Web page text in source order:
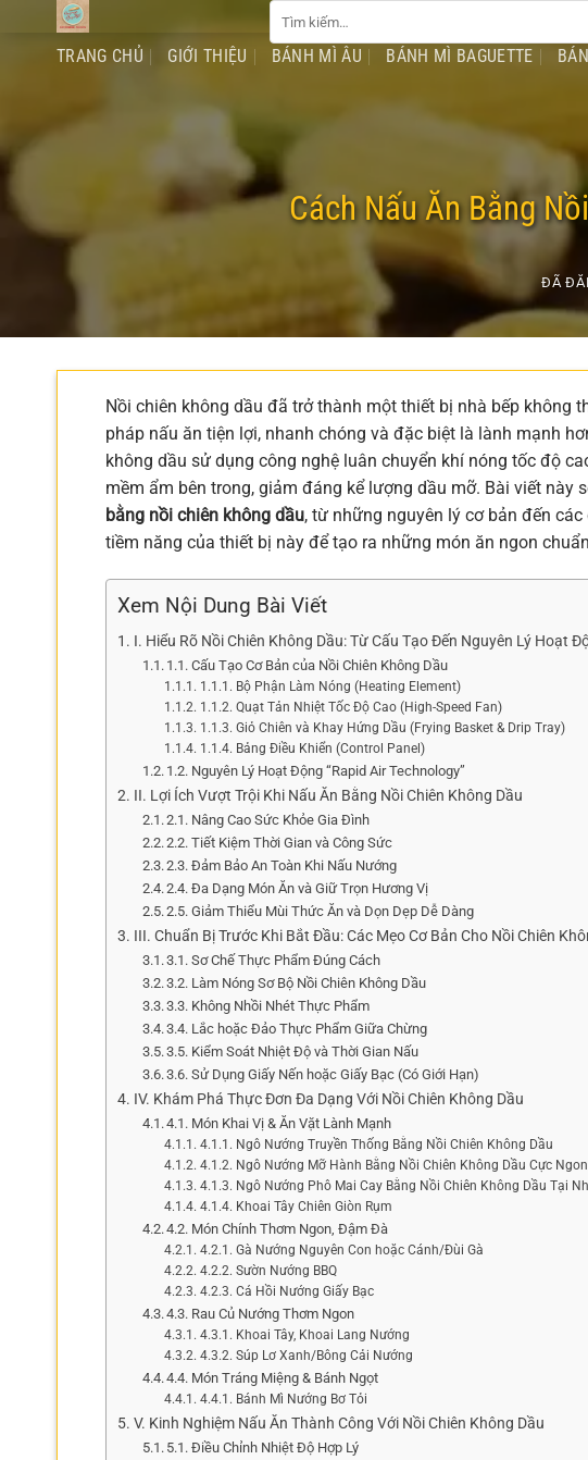
kiếm:
TRANG CHỦ GIỚI THIỆU BÁNH MÌ ÂU BÁNH MÌ BAGUETTE
Cách Nấu Ăn Bằng
ĐÃ
Nồi chiên không dầu đã trở thành một thiết bị nhà bếp không
pháp nấu ăn tiện lợi, nhanh chóng và đặc biệt là lành mạnh
không dầu sử dụng công nghệ luân chuyển khí nóng tốc độ
mềm ẩm bên trong, giảm đáng kể lượng dầu mỡ. Bài viết này
bằng nồi chiên không dầu, từ những nguyên lý cơ bản đến
tiềm năng của thiết bị này để tạo ra những món ăn ngon
Xem Nội Dung Bài Viết
I. Hiểu Rõ Nồi Chiên Không Dầu: Từ Cấu Tạo Đến Nguyên Lý Hoạt
1.1. Cấu Tạo Cơ Bản của Nồi Chiên Không Dầu
1.1.1. Bộ Phận Làm Nóng (Heating Element)
1.1.2. Quạt Tản Nhiệt Tốc Độ Cao (High-Speed Fan)
1.1.3. Giỏ Chiên và Khay Hứng Dầu (Frying Basket & Drip Tray)
1.1.4. Bảng Điều Khiển (Control Panel)
1.2. Nguyên Lý Hoạt Động “Rapid Air Technology”
II. Lợi Ích Vượt Trội Khi Nấu Ăn Bằng Nồi Chiên Không Dầu
2.1. Nâng Cao Sức Khỏe Gia Đình
2.2. Tiết Kiệm Thời Gian và Công Sức
2.3. Đảm Bảo An Toàn Khi Nấu Nướng
2.4. Đa Dạng Món Ăn và Giữ Trọn Hương Vị
2.5. Giảm Thiểu Mùi Thức Ăn và Dọn Dẹp Dễ Dàng
III. Chuẩn Bị Trước Khi Bắt Đầu: Các Mẹo Cơ Bản Cho Nồi Chiên
3.1. Sơ Chế Thực Phẩm Đúng Cách
3.2. Làm Nóng Sơ Bộ Nồi Chiên Không Dầu
3.3. Không Nhồi Nhét Thực Phẩm
3.4. Lắc hoặc Đảo Thực Phẩm Giữa Chừng
3.5. Kiểm Soát Nhiệt Độ và Thời Gian Nấu
3.6. Sử Dụng Giấy Nến hoặc Giấy Bạc (Có Giới Hạn)
IV. Khám Phá Thực Đơn Đa Dạng Với Nồi Chiên Không Dầu
4.1. Món Khai Vị & Ăn Vặt Lành Mạnh
4.1.1. Ngô Nướng Truyền Thống Bằng Nồi Chiên Không Dầu
4.1.2. Ngô Nướng Mỡ Hành Bằng Nồi Chiên Không Dầu Cực Ngon
4.1.3. Ngô Nướng Phô Mai Cay Bằng Nồi Chiên Không Dầu Tại
4.1.4. Khoai Tây Chiên Giòn Rụm
4.2. Món Chính Thơm Ngon, Đậm Đà
4.2.1. Gà Nướng Nguyên Con hoặc Cánh/Đùi Gà
4.2.2. Sườn Nướng BBQ
4.2.3. Cá Hồi Nướng Giấy Bạc
4.3. Rau Củ Nướng Thơm Ngon
4.3.1. Khoai Tây, Khoai Lang Nướng
4.3.2. Súp Lơ Xanh/Bông Cải Nướng
4.4. Món Tráng Miệng & Bánh Ngọt
4.4.1. Bánh Mì Nướng Bơ Tỏi
V. Kinh Nghiệm Nấu Ăn Thành Công Với Nồi Chiên Không Dầu
5.1. Điều Chỉnh Nhiệt Độ Hợp Lý